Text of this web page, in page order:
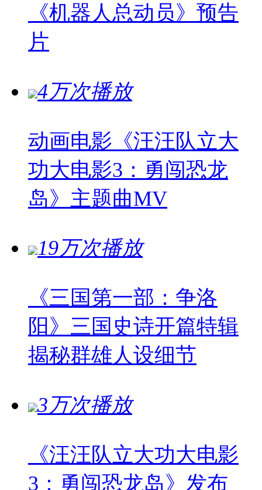
《机器人总动员》预告
片
4万次播放
动画电影《汪汪队立大
功大电影3：勇闯恐龙
岛》主题曲MV
19万次播放
《三国第一部：争洛
阳》三国史诗开篇特辑
揭秘群雄人设细节
3万次播放
《汪汪队立大功大电影
3：勇闯恐龙岛》发布